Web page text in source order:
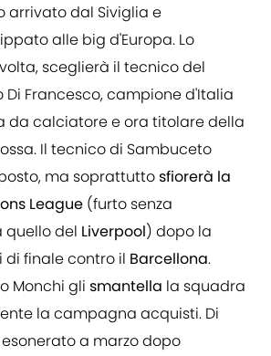
arrivato dal Siviglia e
alle big d'Europa. Lo
sceglierà il tecnico del
Di Francesco, campione d'Italia
da calciatore e ora titolare della
Il tecnico di Sambuceto
ma soprattuttosfiorerà la
League (furto senza
del Liverpool) dopo la
finale contro il Barcellona.
Monchi gli smantella la squadra
la campagna acquisti. Di
a marzo dopo